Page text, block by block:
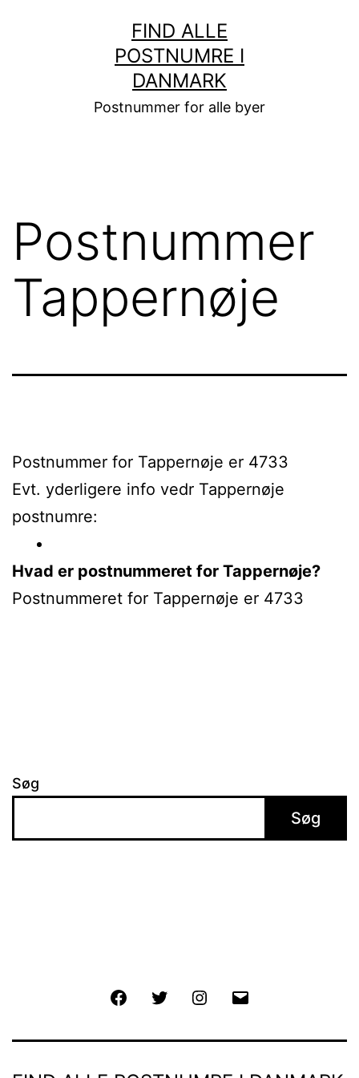
FIND ALLE
POSTNUMRE I
DANMARK
Postnummer for alle byer
Postnummer
Tappernøje
Postnummer for Tappernøje er 4733
Evt. yderligere info vedr Tappernøje
postnumre:
Hvad er postnummeret for Tappernøje?
Postnummeret for Tappernøje er 4733
Søg
Søg
FacebookTwitter Instagram